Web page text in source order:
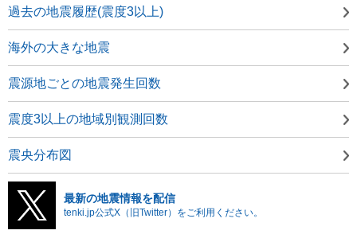
過去の地震履歴(震度3以上)
海外の大きな地震
震源地ごとの地震発生回数
震度3以上の地域別観測回数
震央分布図
最新の地震情報を配信
tenki.jp公式X（旧Twitter）をご利用ください。